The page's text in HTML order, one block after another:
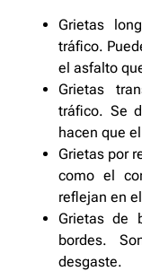
Grietas
tráfico.
el asfalto
Grietas
tráfico. Se
hacen que
Grietas por
como el
reflejan en
Grietas de
bordes.
desgaste.